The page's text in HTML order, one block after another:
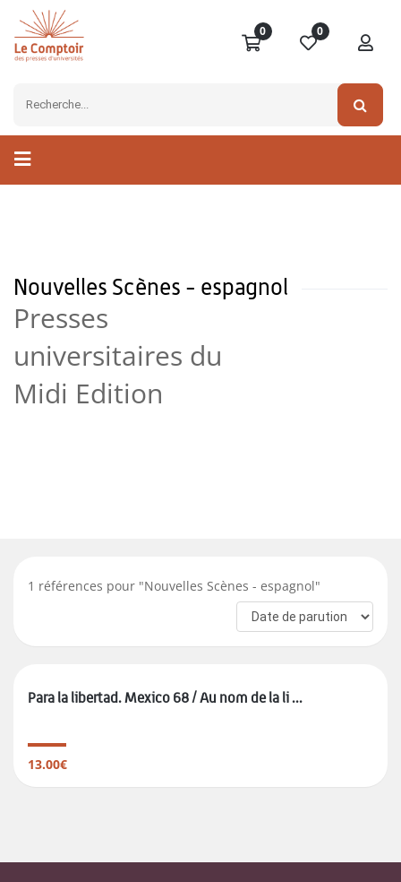
0 0
Nouvelles Scènes - espagnol
Presses
universitaires du
Midi Edition
1 références pour "Nouvelles Scènes - espagnol"
Para la libertad. Mexico 68 / Au nom de la li ...
13.00€